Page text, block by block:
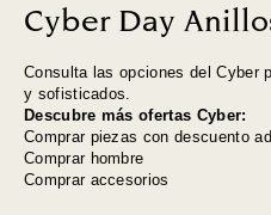
Cyber Day
Consulta las opciones del Cyber
y sofisticados.
Descubre más ofertas Cyber:
Comprar piezas con descuento
Comprar hombre
Comprar accesorios
Fecha de lanzamiento
Mejor descuento